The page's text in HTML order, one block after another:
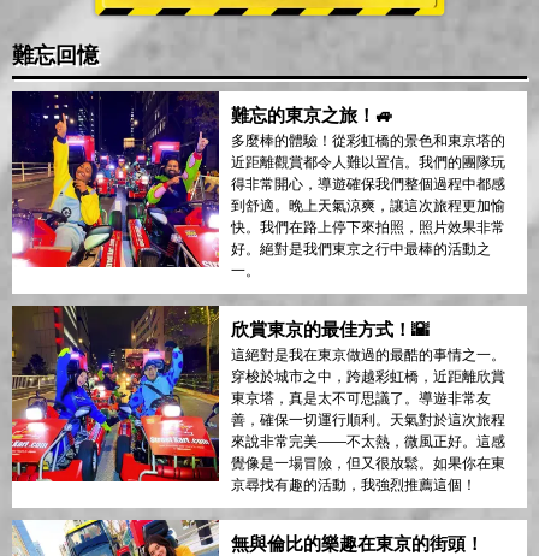
難忘回憶
難忘的東京之旅！🚙
多麼棒的體驗！從彩虹橋的景色和東京塔的
近距離觀賞都令人難以置信。我們的團隊玩
得非常開心，導遊確保我們整個過程中都感
到舒適。晚上天氣涼爽，讓這次旅程更加愉
快。我們在路上停下來拍照，照片效果非常
好。絕對是我們東京之行中最棒的活動之
一。
欣賞東京的最佳方式！🌇
這絕對是我在東京做過的最酷的事情之一。
穿梭於城市之中，跨越彩虹橋，近距離欣賞
東京塔，真是太不可思議了。導遊非常友
善，確保一切運行順利。天氣對於這次旅程
來說非常完美——不太熱，微風正好。這感
覺像是一場冒險，但又很放鬆。如果你在東
京尋找有趣的活動，我強烈推薦這個！
無與倫比的樂趣在東京的街頭！